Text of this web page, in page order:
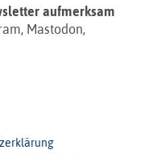
aufmerksam
Mastodon,